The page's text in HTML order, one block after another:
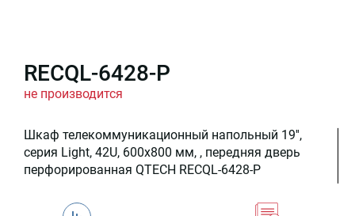
RECQL-6428-P
не производится
Шкаф телекоммуникационный напольный 19'',
серия Light, 42U, 600x800 мм, , передняя дверь
перфорированная QTECH RECQL-6428-P